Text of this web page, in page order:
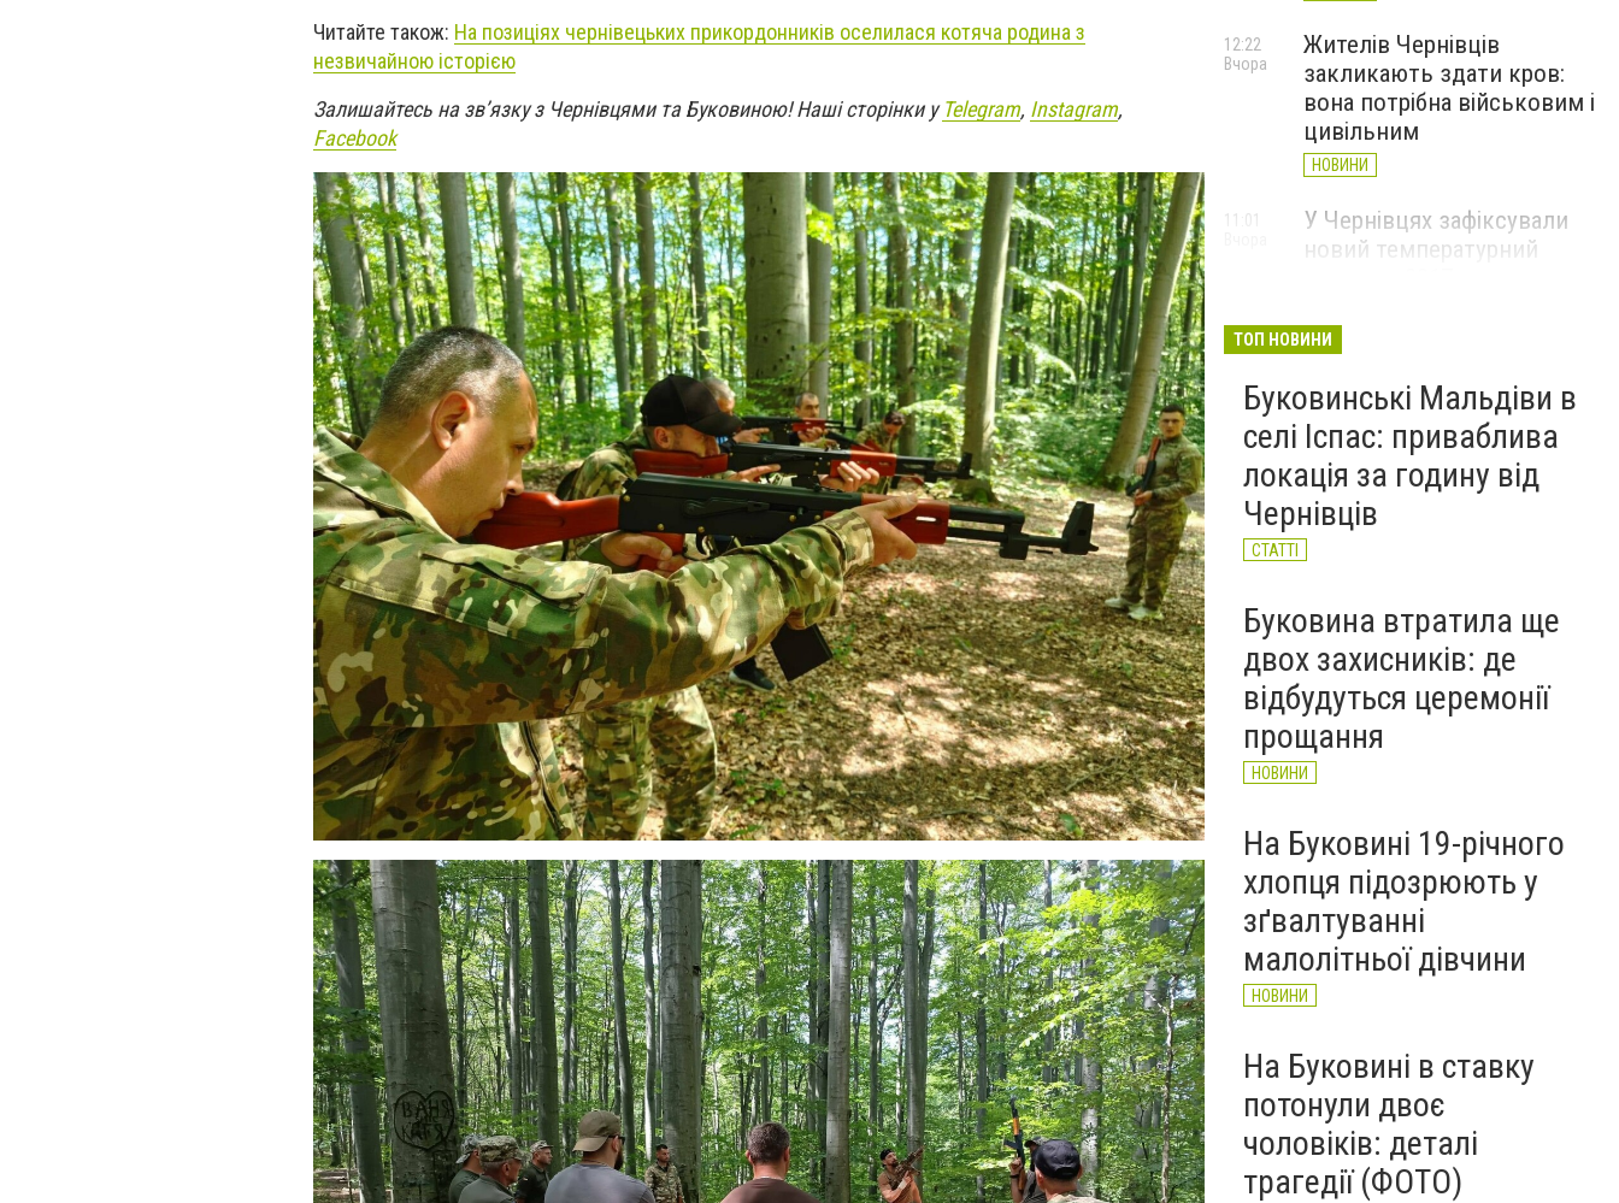
Читайте також: На позиціях чернівецьких прикордонників оселилася котяча родина з
незвичайною історією
Залишайтесь на зв’язку з Чернівцями та Буковиною! Наші сторінки уTelegram, Instagram,
Facebook
Жителів Чернівців
закликають здати кров:
вона потрібна військовим і
цивільним
НОВИНИ
12:22
Вчора
У Чернівцях зафіксували
новий температурний
11:01
області обмежили рух
великовагового транспорту
НОВИНИ
Вчора
ТОП НОВИНИ
Буковинські Мальдіви в
селі Іспас: приваблива
локація за годину від
Чернівців
СТАТТІ
Буковина втратила ще
двох захисників: де
відбудуться церемонії
прощання
НОВИНИ
На Буковині 19-річного
хлопця підозрюють у
зґвалтуванні
малолітньої дівчини
НОВИНИ
На Буковині в ставку
потонули двоє
чоловіків: деталі
трагедії (ФОТО)